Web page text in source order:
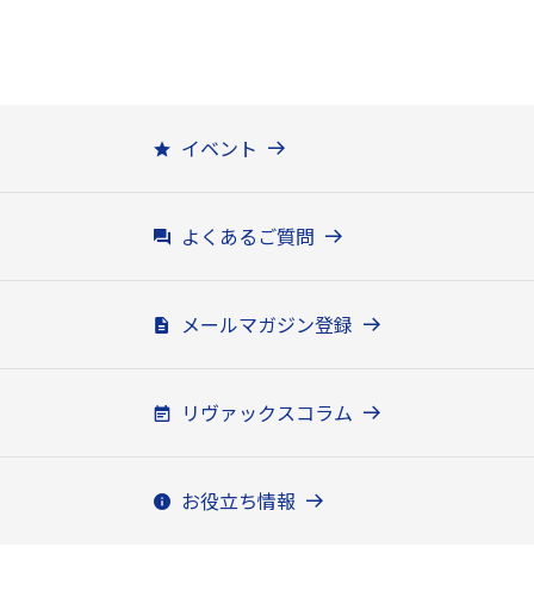
イベント
よくあるご質問
メールマガジン登録
リヴァックスコラム
お役立ち情報